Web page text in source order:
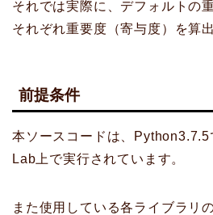
それでは実際に、デフォルトの
それぞれ重要度（寄与度）を算
前提条件
本ソースコードは、
Lab上で実行されています。
また使用している各ライブラリ